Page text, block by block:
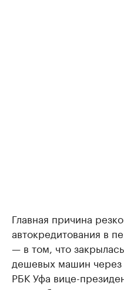
Главная причина
автокредитования в
— в том, что
дешевых машин
РБК Уфа вице-